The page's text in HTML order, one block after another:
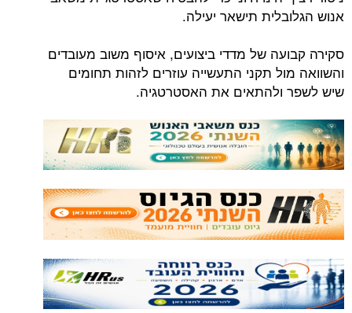
אנוש הגלובלית תישאר יעילה.
סקירה קבועה של מדדי ביצועים, איסוף משוב מעובדים
והשוואה מול תקני התעשייה עוזרים לזהות תחומים
שיש לשפר ולהתאים את האסטרטגיה.